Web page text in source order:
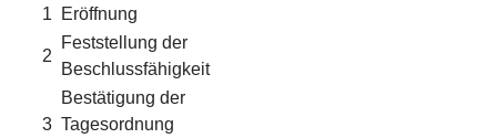
1 Eröffnung
2
Feststellung der
Beschlussfähigkeit
3
Bestätigung der
Tagesordnung